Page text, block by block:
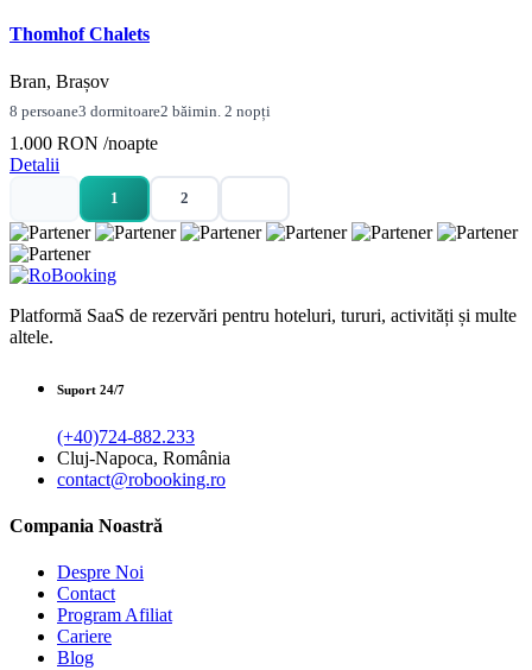
Thomhof Chalets
Bran, Brașov
8 persoane3 dormitoare2 băimin. 2 nopți
1.000 RON /noapte
Detalii
1 2
Platformă SaaS de rezervări pentru hoteluri, tururi, activități și multe
altele.
Suport 24/7
(+40)724-882.233
Cluj-Napoca, România
contact@robooking.ro
Compania Noastră
Despre Noi
Contact
Program Afiliat
Cariere
Blog